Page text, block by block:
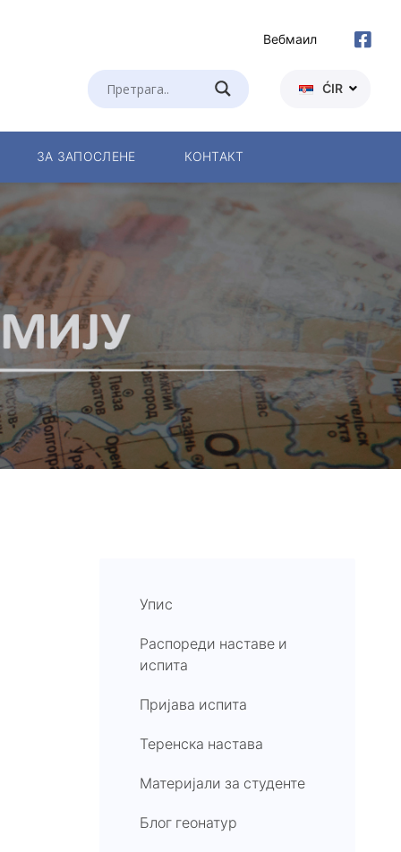
Вебмаил
ĆIR
ЗА ЗАПОСЛЕНЕ КОНТАКТ
Упис
Распореди наставе и
испита
Пријава испита
Теренска настава
Материјали за студенте
Блог геонатур